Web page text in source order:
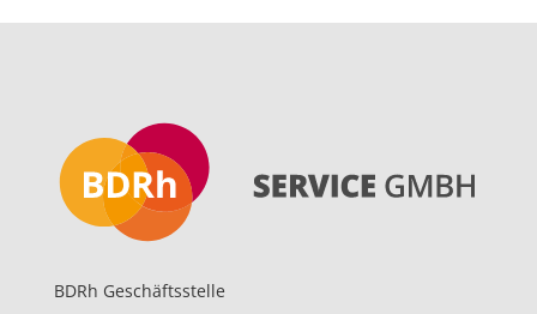
BDRh Geschäftsstelle